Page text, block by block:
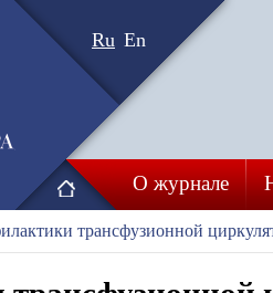
Ru En
О журнале
трансфузионной